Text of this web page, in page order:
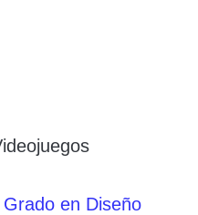
en Diseño